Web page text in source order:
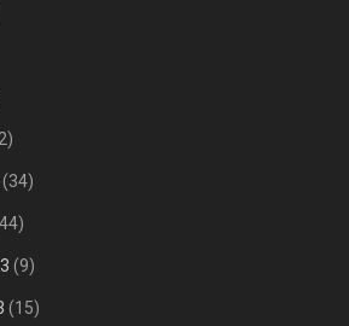
(34)
(9)
(15)